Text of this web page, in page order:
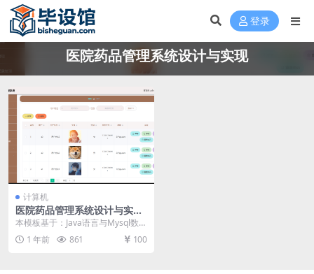
登录
医院药品管理系统设计与实现
计算机
医院药品管理系统设计与实现
毕设模板 毕业设计模板及毕业
本模板基于：Java语言与Mysql数据
库开发 系统的实现 功能模块的实现
用户...1 年前 861 100